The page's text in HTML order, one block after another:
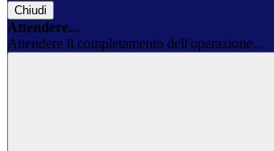
Chiudi
Attendere...
Attendere il completamento dell'operazione...